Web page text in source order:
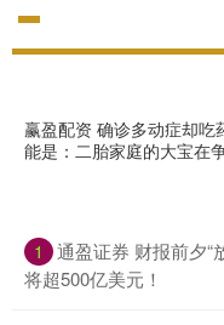
赢盈配资 确诊多动症却吃
能是：二胎家庭的大宝在
1
通盈证券 财报前夕“
将超500亿美元！